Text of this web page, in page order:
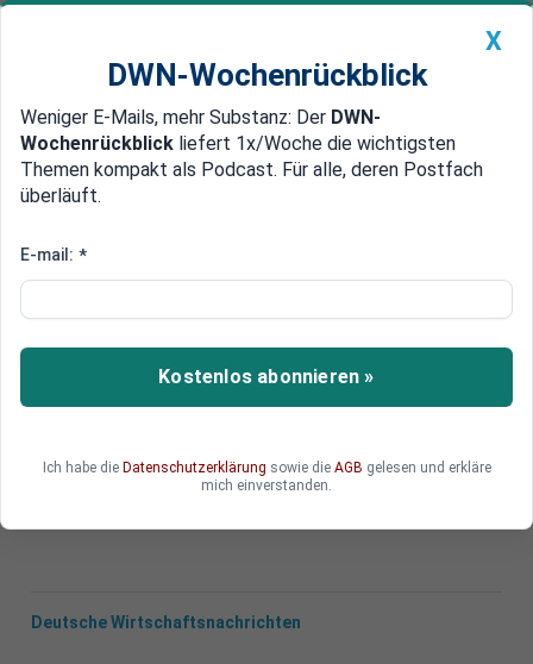
Newsticker MEIN DWN: Geldanlage Premium
Edelmetalle DWN-Magazin China
Bauer sucht Gerechtigkeit
Hessischer Bauer im Gefängnis:
Die knallharten Methoden der
Gentechnik-Industrie
Ein Bauer kauft Genmais von einem
Daraufhin werden sie krank und sterben. Er geht
an die Öffentlichkeit und landet schließlich im
Deutsche Wirtschaftsnachrichten
X
DWN-Wochenrückblick
Weniger E-Mails, mehr Substanz: Der DWN-
Wochenrückblick liefert 1x/Woche die wichtigsten
Themen kompakt als Podcast. Für alle, deren Postfach
überläuft.
E-mail: *
Kostenlos abonnieren »
Ich habe die Datenschutzerklärung sowie die AGB gelesen und erkläre
mich einverstanden.